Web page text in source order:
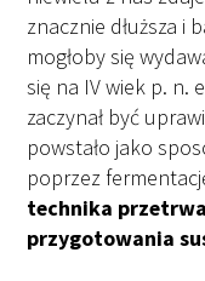
znacznie dłuższa i
mogłoby się
się na IV wiek p. n.
zaczynał być
powstało jako
poprzez
technika
przygotowania